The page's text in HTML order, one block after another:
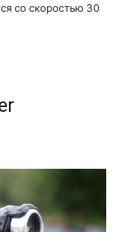
со скоростью 30